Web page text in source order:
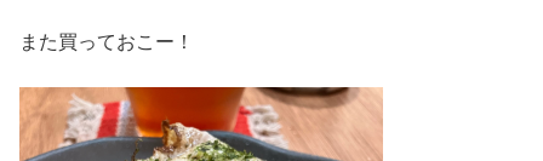
また買っておこー！